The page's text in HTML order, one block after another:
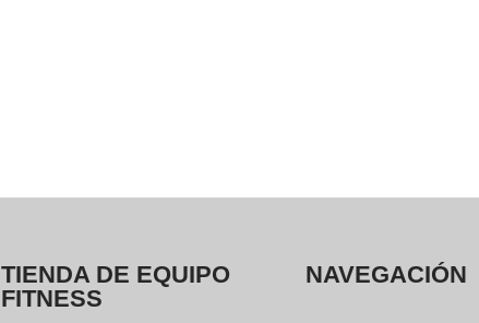
TIENDA DE EQUIPO
FITNESS
NAVEGACIÓN